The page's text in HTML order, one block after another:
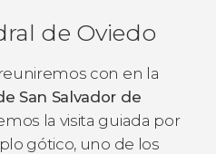
de Oviedo
con en la
San Salvador de
la visita guiada por
gótico, uno de los